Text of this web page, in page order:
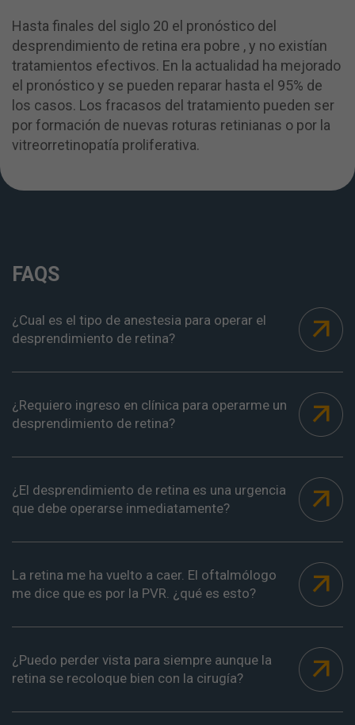
Hasta finales del siglo 20 el pronóstico del
desprendimiento de retina era pobre , y no existían
tratamientos efectivos. En la actualidad ha mejorado
el pronóstico y se pueden reparar hasta el 95% de
los casos. Los fracasos del tratamiento pueden ser
por formación de nuevas roturas retinianas o por la
vitreorretinopatía proliferativa.
FAQS
¿Cual es el tipo de anestesia para operar el
desprendimiento de retina?
¿Requiero ingreso en clínica para operarme un
desprendimiento de retina?
¿El desprendimiento de retina es una urgencia
que debe operarse inmediatamente?
La retina me ha vuelto a caer. El oftalmólogo
me dice que es por la PVR. ¿qué es esto?
¿Puedo perder vista para siempre aunque la
retina se recoloque bien con la cirugía?